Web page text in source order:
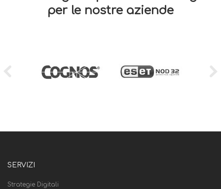
per le nostre aziende
SERVIZI
Strategie Digitali